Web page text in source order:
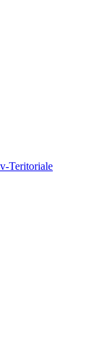
Teritoriale